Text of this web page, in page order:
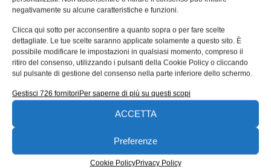
negativamente su alcune caratteristiche e funzioni.
Clicca qui sotto per acconsentire a quanto sopra o per fare scelte
dettagliate. Le tue scelte saranno applicate solamente a questo sito. È
possibile modificare le impostazioni in qualsiasi momento, compreso il
ritiro del consenso, utilizzando i pulsanti della Cookie Policy o cliccando
sul pulsante di gestione del consenso nella parte inferiore dello schermo.
Gestisci 726 fornitoriPer saperne di più su questi scopi
ACCETTA
Preferenze
Cookie PolicyPrivacy Policy
Protezione affidabile per connettori
più delicati nelle applicazioni industriali. Questa
protezione dagli stress meccanici per connettori
EDICOLA WEB